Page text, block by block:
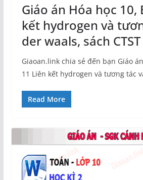
Giáo án Hóa học 10,
kết hydrogen và
der waals, sách CTST
Giaoan.link chia sẻ đến bạn Giáo
11 Liên kết hydrogen và tương tác
Read More